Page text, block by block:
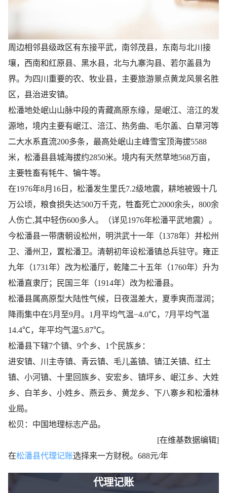
周边相邻县级政区有东接平武，南邻茂县，东南与北川接
壤，西南和红原县、黑水县，北与九寨沟县、若尔盖县为
界。为四川重要的农、牧业县，主要旅游景点黄龙风景名胜
区，县治进安镇。
松潘地处岷山山脉中段的青藏高原东缘，是岷江、涪江的发
源地，境内主要有岷江、涪江、热务曲、毛尔盖、白草河等
二大水系直流200多条，最高处岷山主峰雪宝顶海拔5588
米，松潘县县城海拔约2850米。境内有天然草地568万亩，
主要牲畜有牦牛、犏牛等。
在1976年8月16日，松潘发生里氏7.2级地震，耕地被毁十几
万公顷，粮食损失达500万千克，牲畜死亡2000余头，800余
人伤亡,其中轻伤600多人。（详见1976年松潘平武地震）。
今松潘县一带唐朝设松州，明洪武十一年（1378年）并松州
卫、潘州卫，置松潘卫。清朝初年设松潘镇总兵驻守。雍正
九年（1731年）改为松潘厅，乾隆二十五年（1760年）升为
松潘直隶厅；民国三年（1914年）改为松潘县。
松潘县属高原型大陆性气候，日夜温差大，夏季爽而湿润；
降雨集中在5月至9月。1月平均气温−4.0℃，7月平均气温
14.4℃，年平均气温5.87℃。
松潘县下辖7个镇、9个乡、1个民族乡：
进安镇、​川主寺镇、​青云镇、​毛儿盖镇、​镇江关镇、​红土
镇、​小河镇、​十里回族乡、​安宏乡、​镇坪乡、​岷江乡、​大姓
乡、​白羊乡、​小姓乡、​燕云乡、​黄龙乡、​下八寨乡和松潘林
业局。
松贝：中国地理标志产品。
[在维基数据编辑]
在松潘县代理记账选择来一方财税。688元/年
代理记账